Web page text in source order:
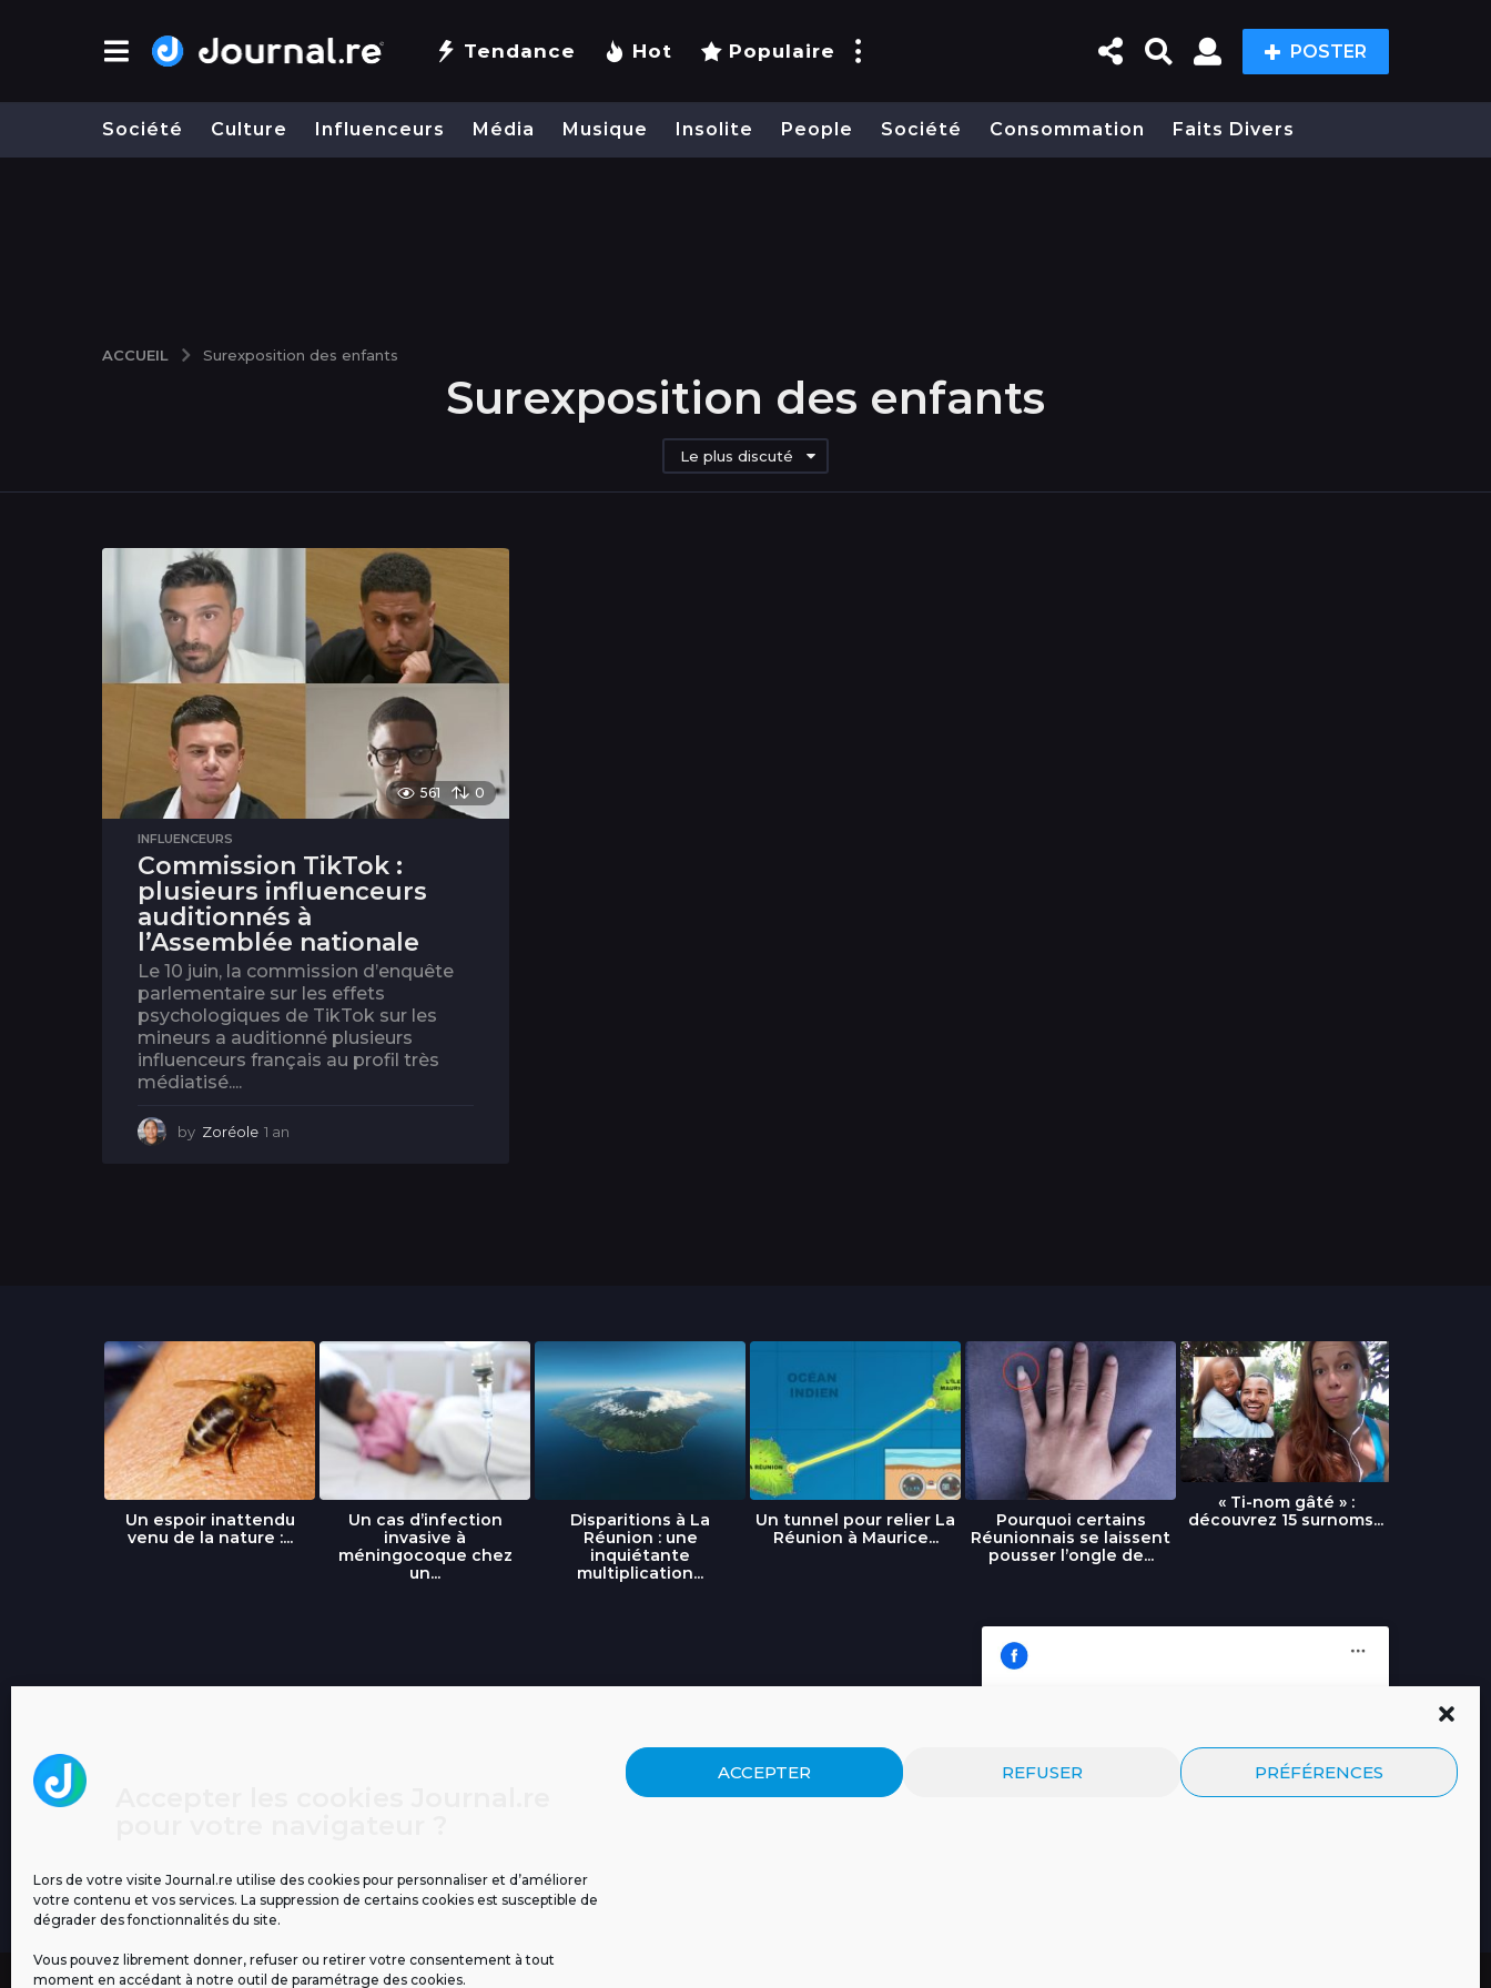
Lors de votre visite Journal.re utilise des cookies pour personnaliser et d’améliorer
votre contenu et vos services. La suppression de certains cookies est susceptible de
dégrader des fonctionnalités du site.
Vous pouvez librement donner, refuser ou retirer votre consentement à tout
moment en accédant à notre outil de paramétrage des cookies.
ACCEPTER REFUSER PRÉFÉRENCES
Tendance Hot Populaire POSTER
Société Culture Influenceurs Média Musique Insolite People Société Consommation Faits Divers
ACCUEIL Surexposition des enfants
Surexposition des enfants
Le plus discuté
561 0
INFLUENCEURS
Commission TikTok :
plusieurs influenceurs
auditionnés à
l’Assemblée nationale
Le 10 juin, la commission d’enquête
parlementaire sur les effets
psychologiques de TikTok sur les
mineurs a auditionné plusieurs
influenceurs français au profil très
médiatisé....
by Zoréole 1 an
Un espoir inattendu
venu de la nature :...
Un cas d’infection
invasive à
méningocoque chez
un...
Disparitions à La
Réunion : une
inquiétante
multiplication...
Un tunnel pour relier La
Réunion à Maurice...
Pourquoi certains
Réunionnais se laissent
pousser l’ongle de...
« Ti-nom gâté » :
découvrez 15 surnoms...
Journal.re
Cliquez pour accepter les cookies
marketing et activer ce contenu